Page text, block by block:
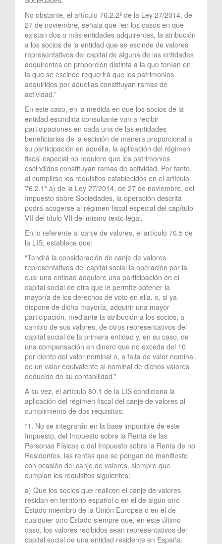
No obstante, el artículo 76.2.2º de la Ley 27/2014, de
27 de noviembre, señala que “en los casos en que
existan dos o más entidades adquirentes, la atribución
a los socios de la entidad que se escinde de valores
representativos del capital de alguna de las entidades
adquirentes en proporción distinta a la que tenían en
la que se escinde requerirá que los patrimonios
adquiridos por aquellas constituyan ramas de
actividad.”
En este caso, en la medida en que los socios de la
entidad escindida consultante van a recibir
participaciones en cada una de las entidades
beneficiarias de la escisión de manera proporcional a
su participación en aquélla, la aplicación del régimen
fiscal especial no requiere que los patrimonios
escindidos constituyan ramas de actividad. Por tanto,
al cumplirse los requisitos establecidos en el artículo
76.2.1º.a) de la Ley 27/2014, de 27 de noviembre, del
Impuesto sobre Sociedades, la operación descrita
podrá acogerse al régimen fiscal especial del capítulo
VII del título VII del mismo texto legal.
En lo referente al canje de valores, el artículo 76.5 de
la LIS, establece que:
“Tendrá la consideración de canje de valores
representativos del capital social la operación por la
cual una entidad adquiere una participación en el
capital social de otra que le permite obtener la
mayoría de los derechos de voto en ella, o, si ya
dispone de dicha mayoría, adquirir una mayor
participación, mediante la atribución a los socios, a
cambio de sus valores, de otros representativos del
capital social de la primera entidad y, en su caso, de
una compensación en dinero que no exceda del 10
por ciento del valor nominal o, a falta de valor nominal,
de un valor equivalente al nominal de dichos valores
deducido de su contabilidad.”
A su vez, el artículo 80.1 de la LIS condiciona la
aplicación del régimen fiscal del canje de valores al
cumplimiento de dos requisitos:
“1. No se integrarán en la base imponible de este
Impuesto, del Impuesto sobre la Renta de las
Personas Físicas o del Impuesto sobre la Renta de no
Residentes, las rentas que se pongan de manifiesto
con ocasión del canje de valores, siempre que
cumplan los requisitos siguientes:
a) Que los socios que realicen el canje de valores
residan en territorio español o en el de algún otro
Estado miembro de la Unión Europea o en el de
cualquier otro Estado siempre que, en este último
caso, los valores recibidos sean representativos del
capital social de una entidad residente en España.